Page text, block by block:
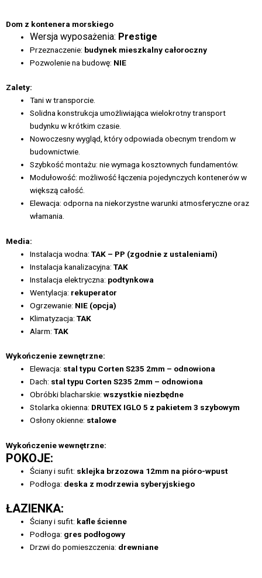
Dom z kontenera morskiego
Wersja wyposażenia: Prestige
Przeznaczenie: budynek mieszkalny całoroczny
Pozwolenie na budowę: NIE
Zalety:
Tani w transporcie.
Solidna konstrukcja umożliwiająca wielokrotny transport
budynku w krótkim czasie.
Nowoczesny wygląd, który odpowiada obecnym trendom w
budownictwie.
Szybkość montażu: nie wymaga kosztownych fundamentów.
Modułowość: możliwość łączenia pojedynczych kontenerów w
większą całość.
Elewacja: odporna na niekorzystne warunki atmosferyczne oraz
włamania.
Media:
Instalacja wodna:TAK – PP (zgodnie z ustaleniami)
Instalacja kanalizacyjna:TAK
Instalacja elektryczna: podtynkowa
Wentylacja: rekuperator
Ogrzewanie: NIE (opcja)
Klimatyzacja:TAK
Alarm:TAK
Wykończenie zewnętrzne:
Elewacja: stal typu Corten S235 2mm – odnowiona
Dach: stal typu Corten S235 2mm – odnowiona
Obróbki blacharskie:wszystkie niezbędne
Stolarka okienna: DRUTEX IGLO 5 z pakietem 3 szybowym
Osłony okienne: stalowe
Wykończenie wewnętrzne:
POKOJE:
Ściany i sufit: sklejka brzozowa 12mm na pióro-wpust
Podłoga: deska z modrzewia syberyjskiego
ŁAZIENKA:
Ściany i sufit: kafle ścienne
Podłoga: gres podłogowy
Drzwi do pomieszczenia: drewniane